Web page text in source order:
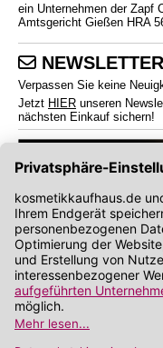
ein Unternehmen der Zapf
Amtsgericht Gießen HRA
NEWSLETTER
Verpassen Sie keine
Jetzt HIER unseren
nächsten Einkauf sichern!
*